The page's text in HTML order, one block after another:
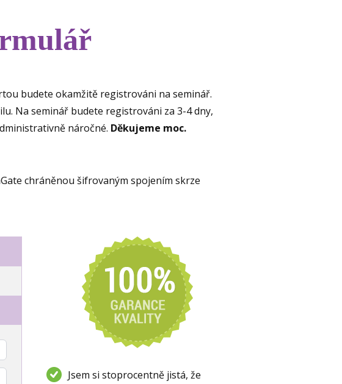
budete okamžitě registrováni na seminář.
Na seminář budete registrováni za 3-4 dny,
náročné. Děkujeme moc.
chráněnou šifrovaným spojením skrze
Jsem si stoprocentně jistá, že